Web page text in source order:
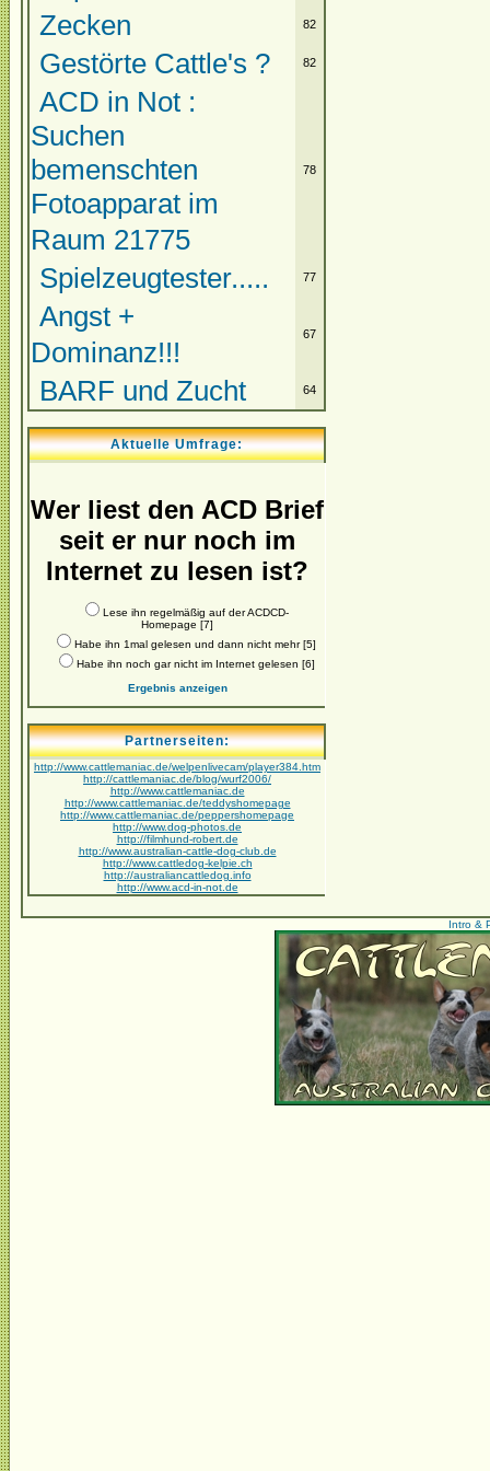
Zecken
82
Gestörte Cattle's ? 82
ACD in Not :
Suchen
bemenschten
Fotoapparat im
Raum 21775
78
Spielzeugtester..... 77
Angst +
Dominanz!!!
67
BARF und Zucht 64
Aktuelle Umfrage:
Wer liest den ACD Brief
seit er nur noch im
Internet zu lesen ist?
Lese ihn regelmäßig auf der ACDCD-
Homepage [7]
Habe ihn 1mal gelesen und dann nicht mehr [5]
Habe ihn noch gar nicht im Internet gelesen [6]
Ergebnis anzeigen
Partnerseiten:
http://www.cattlemaniac.de/welpenlivecam/player384.htm
http://cattlemaniac.de/blog/wurf2006/
http://www.cattlemaniac.de
http://www.cattlemaniac.de/teddyshomepage
http://www.cattlemaniac.de/peppershomepage
http://www.dog-photos.de
http://filmhund-robert.de
http://www.australian-cattle-dog-club.de
http://www.cattledog-kelpie.ch
http://australiancattledog.info
http://www.acd-in-not.de
Intro &